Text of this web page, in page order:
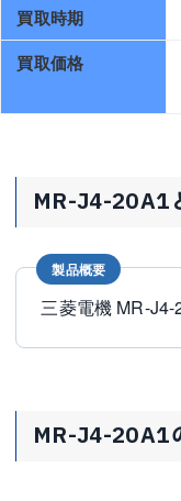
買取時期
買取価格
MR-J4-20A1
製品概要
三菱電機 MR-J4-
MR-J4-20A1